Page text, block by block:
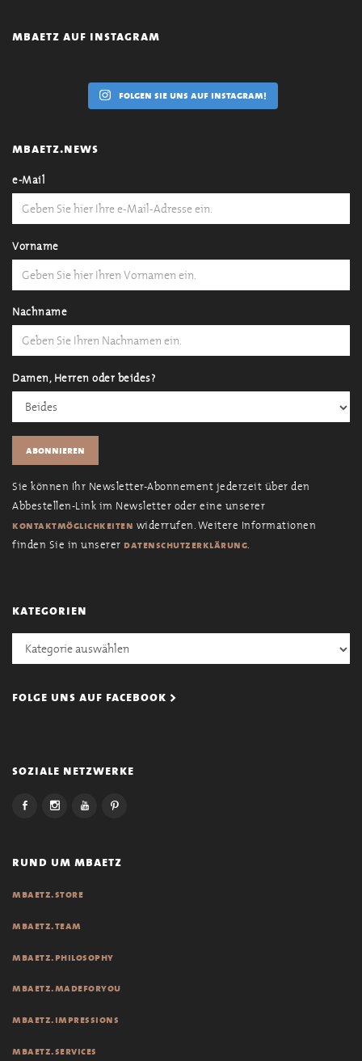
mbaetz auf instagram
folgen sie uns auf instagram!
mbaetz.news
e-Mail
Vorname
Nachname
Damen, Herren oder beides?
Sie können Ihr Newsletter-Abonnement jederzeit über den
Abbestellen-Link im Newsletter oder eine unserer
kontaktmöglichkeiten widerrufen. Weitere Informationen
finden Sie in unserer datenschutzerklärung.
kategorien
Kategorien
folge uns auf facebook >
soziale netzwerke
rund um mbaetz
mbaetz.store
mbaetz.team
mbaetz.philosophy
mbaetz.madeforyou
mbaetz.impressions
mbaetz.services